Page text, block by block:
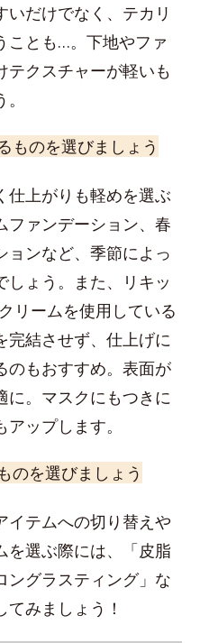
だけでなく、テカリ
ことも…。下地やファ
テクスチャーが軽いも
ものを選びましょう
仕上がりも軽めを選ぶ
ファンデーション、春
ョンなど、季節によっ
しょう。また、リキッ
リームを使用している
完結させず、仕上げに
のもおすすめ。表面が
に。マスクにもつきに
ップします。
のを選びましょう
イテムへの切り替えや
を選ぶ際には、「皮脂
ングラスティング」な
みましょう！